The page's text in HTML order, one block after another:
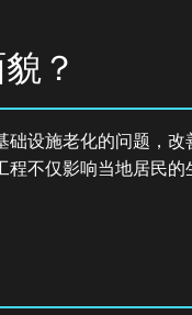
？
设施老化的问题，
不仅影响当地居民